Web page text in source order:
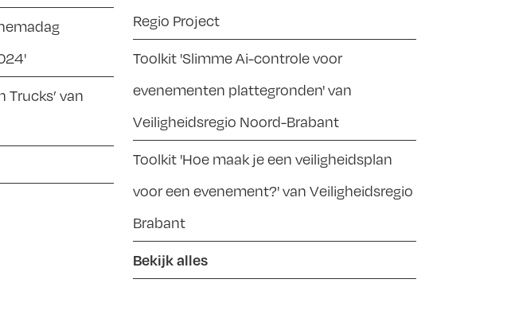
Trucks’ van
Regio Project
Toolkit 'Slimme Ai-controle voor
evenementen plattegronden' van
Veiligheidsregio Noord-Brabant
Toolkit 'Hoe maak je een veiligheidsplan
voor een evenement?' van Veiligheidsregio
Brabant
Bekijk alles